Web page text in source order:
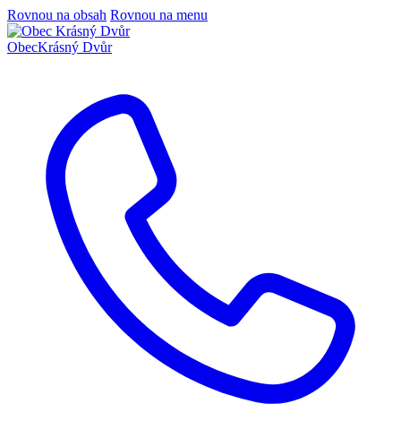
Rovnou na obsah Rovnou na menu
ObecKrásný Dvůr